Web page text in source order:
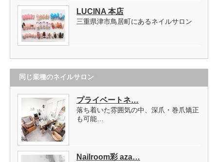
LUCINA 本店
三重県津市鳥居町にあるネイルサロン
同じ業種のネイルサロン
プライベートネ…
落ち着いた雰囲気の中、深爪・巻爪矯正
も可能…
Nailroom彩 aza…